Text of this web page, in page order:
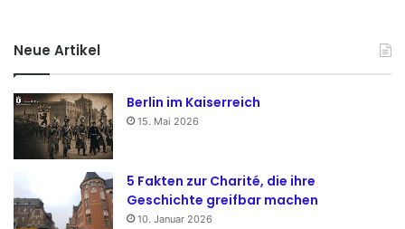
Neue Artikel
Berlin im Kaiserreich
15. Mai 2026
5 Fakten zur Charité, die ihre
Geschichte greifbar machen
10. Januar 2026